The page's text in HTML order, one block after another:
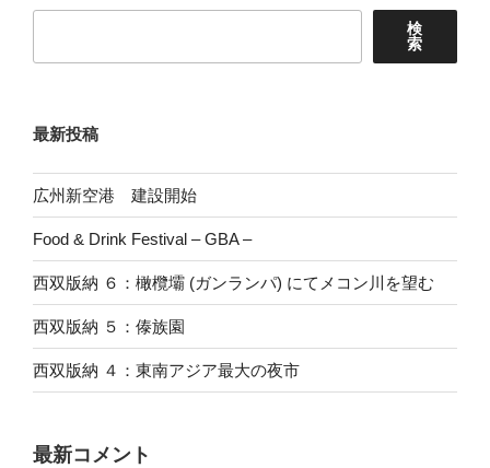
検
索
最新投稿
広州新空港 建設開始
Food & Drink Festival – GBA –
西双版納 ６：橄欖壩 (ガンランパ) にてメコン川を望む
西双版納 ５：傣族園
西双版納 ４：東南アジア最大の夜市
最新コメント